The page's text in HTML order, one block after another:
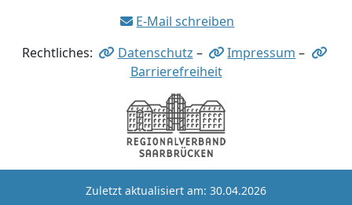
E-Mail schreiben
Rechtliches:
Datenschutz – Impressum –
Barrierefreiheit
Zuletzt aktualisiert am: 30.04.2026